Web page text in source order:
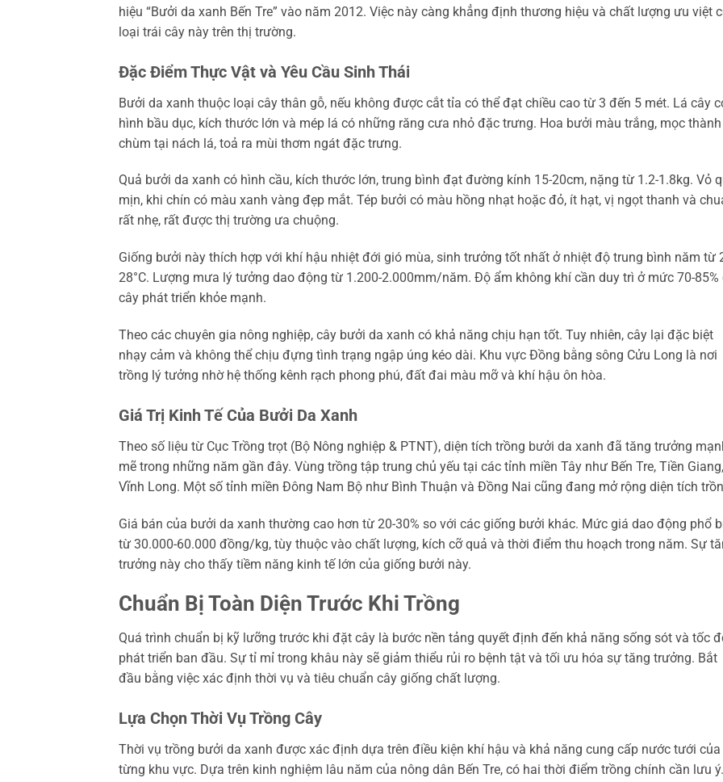
hiệu “Bưởi da xanh Bến Tre” vào năm 2012. Việc này càng khẳng định thương hiệu và chất lượng ưu việt
loại trái cây này trên thị trường.
Đặc Điểm Thực Vật và Yêu Cầu Sinh Thái
Bưởi da xanh thuộc loại cây thân gỗ, nếu không được cắt tỉa có thể đạt chiều cao từ 3 đến 5 mét. Lá cây
hình bầu dục, kích thước lớn và mép lá có những răng cưa nhỏ đặc trưng. Hoa bưởi màu trắng, mọc thành
chùm tại nách lá, toả ra mùi thơm ngát đặc trưng.
Quả bưởi da xanh có hình cầu, kích thước lớn, trung bình đạt đường kính 15-20cm, nặng từ 1.2-1.8kg. Vỏ
mịn, khi chín có màu xanh vàng đẹp mắt. Tép bưởi có màu hồng nhạt hoặc đỏ, ít hạt, vị ngọt thanh và
rất nhẹ, rất được thị trường ưa chuộng.
Giống bưởi này thích hợp với khí hậu nhiệt đới gió mùa, sinh trưởng tốt nhất ở nhiệt độ trung bình năm từ
28°C. Lượng mưa lý tưởng dao động từ 1.200-2.000mm/năm. Độ ẩm không khí cần duy trì ở mức 70-85%
cây phát triển khỏe mạnh.
Theo các chuyên gia nông nghiệp, cây bưởi da xanh có khả năng chịu hạn tốt. Tuy nhiên, cây lại đặc biệt
nhạy cảm và không thể chịu đựng tình trạng ngập úng kéo dài. Khu vực Đồng bằng sông Cửu Long là nơi
trồng lý tưởng nhờ hệ thống kênh rạch phong phú, đất đai màu mỡ và khí hậu ôn hòa.
Giá Trị Kinh Tế Của Bưởi Da Xanh
Theo số liệu từ Cục Trồng trọt (Bộ Nông nghiệp & PTNT), diện tích trồng bưởi da xanh đã tăng trưởng
mẽ trong những năm gần đây. Vùng trồng tập trung chủ yếu tại các tỉnh miền Tây như Bến Tre, Tiền Giang,
Vĩnh Long. Một số tỉnh miền Đông Nam Bộ như Bình Thuận và Đồng Nai cũng đang mở rộng diện tích
Giá bán của bưởi da xanh thường cao hơn từ 20-30% so với các giống bưởi khác. Mức giá dao động phổ
từ 30.000-60.000 đồng/kg, tùy thuộc vào chất lượng, kích cỡ quả và thời điểm thu hoạch trong năm. Sự
trưởng này cho thấy tiềm năng kinh tế lớn của giống bưởi này.
Chuẩn Bị Toàn Diện Trước Khi Trồng
Quá trình chuẩn bị kỹ lưỡng trước khi đặt cây là bước nền tảng quyết định đến khả năng sống sót và tốc
phát triển ban đầu. Sự tỉ mỉ trong khâu này sẽ giảm thiểu rủi ro bệnh tật và tối ưu hóa sự tăng trưởng. Bắt
đầu bằng việc xác định thời vụ và tiêu chuẩn cây giống chất lượng.
Lựa Chọn Thời Vụ Trồng Cây
Thời vụ trồng bưởi da xanh được xác định dựa trên điều kiện khí hậu và khả năng cung cấp nước tưới của
từng khu vực. Dựa trên kinh nghiệm lâu năm của nông dân Bến Tre, có hai thời điểm trồng chính cần lưu ý.